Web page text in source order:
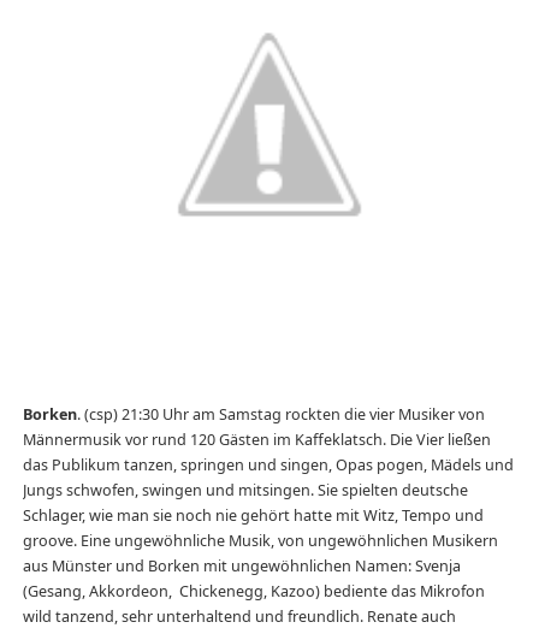
Borken. (csp) 21:30 Uhr am Samstag rockten die vier Musiker von
Männermusik vor rund 120 Gästen im Kaffeklatsch. Die Vier ließen
das Publikum tanzen, springen und singen, Opas pogen, Mädels und
Jungs schwofen, swingen und mitsingen. Sie spielten deutsche
Schlager, wie man sie noch nie gehört hatte mit Witz, Tempo und
groove. Eine ungewöhnliche Musik, von ungewöhnlichen Musikern
aus Münster und Borken mit ungewöhnlichen Namen: Svenja
(Gesang, Akkordeon, Chickenegg, Kazoo) bediente das Mikrofon
wild tanzend, sehr unterhaltend und freundlich. Renate auch